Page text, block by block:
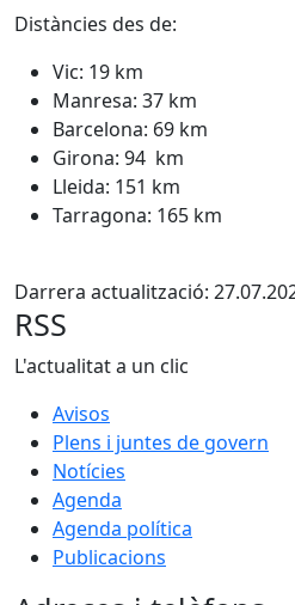
Distàncies des de:
Vic: 19 km
Manresa: 37 km
Barcelona: 69 km
Girona: 94 km
Lleida: 151 km
Tarragona: 165 km
Darrera actualització:
RSS
L'actualitat a un clic
Avisos
Plens i juntes de govern
Notícies
Agenda
Agenda política
Publicacions